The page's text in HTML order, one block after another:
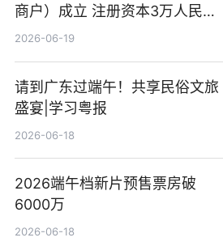
商户）成立 注册资本3万人民币
新要闻
2026-06-19
请到广东过端午！共享民俗文旅
盛宴|学习粤报
2026-06-18
2026端午档新片预售票房破
6000万
2026-06-18